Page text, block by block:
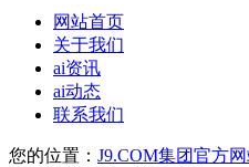
网站首页
关于我们
ai资讯
ai动态
联系我们
您的位置： J9.COM集团官方